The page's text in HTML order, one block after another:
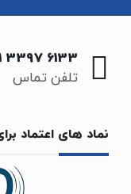
3397 6133
تلفن تماس
نماد های اعتماد